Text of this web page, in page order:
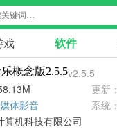
类
戏 软件
概念版2.5.5v2.5.5
更新：
媒体影音 系统：
算机科技有限公司